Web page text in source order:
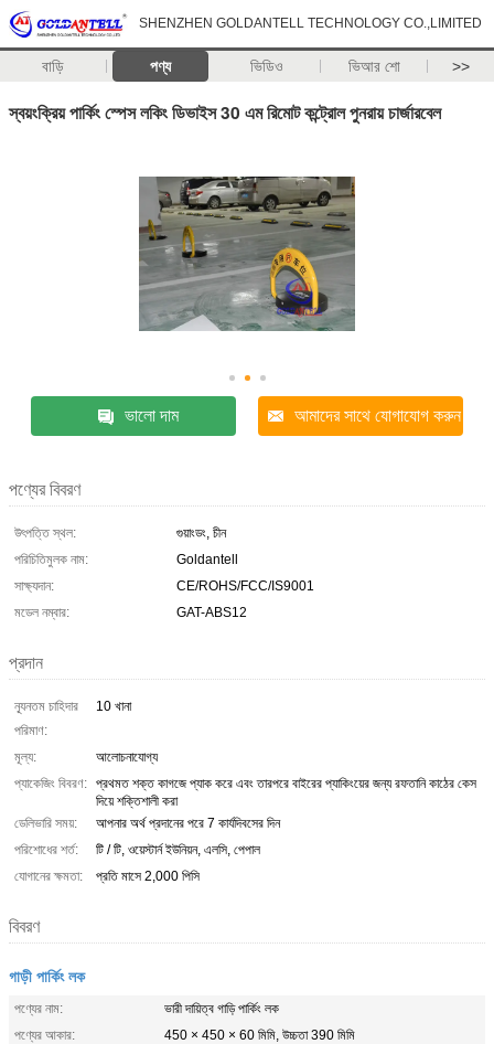
SHENZHEN GOLDANTELL TECHNOLOGY CO.,LIMITED
বাড়ি পণ্য ভিডিও ভিআর শো >>
স্বয়ংক্রিয় পার্কিং স্পেস লকিং ডিভাইস 30 এম রিমোট কন্ট্রোল পুনরায় চার্জারবেল
ভালো দাম আমাদের সাথে যোগাযোগ করুন
পণ্যের বিবরণ
উৎপত্তি স্থল:
গুয়াংডং, চীন
পরিচিতিমুলক নাম:
Goldantell
সাক্ষ্যদান:
CE/ROHS/FCC/IS9001
মডেল নম্বার:
GAT-ABS12
প্রদান
ন্যূনতম চাহিদার
পরিমাণ:
10 খানা
মূল্য:
আলোচনাযোগ্য
প্যাকেজিং বিবরণ: প্রথমত শক্ত কাগজে প্যাক করে এবং তারপরে বাইরের প্যাকিংয়ের জন্য রফতানি কাঠের কেস
দিয়ে শক্তিশালী করা
ডেলিভারি সময়:
আপনার অর্থ প্রদানের পরে 7 কার্যদিবসের দিন
পরিশোধের শর্ত:
টি / টি, ওয়েস্টার্ন ইউনিয়ন, এলসি, পেপাল
যোগানের ক্ষমতা:
প্রতি মাসে 2,000 পিসি
বিবরণ
গাড়ী পার্কিং লক
পণ্যের নাম:
ভারী দায়িত্ব গাড়ি পার্কিং লক
পণ্যের আকার:
450 × 450 × 60 মিমি, উচ্চতা 390 মিমি